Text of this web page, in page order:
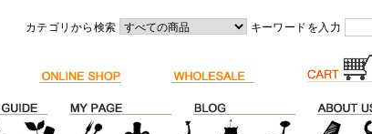
カテゴリから検索 キーワードを入力